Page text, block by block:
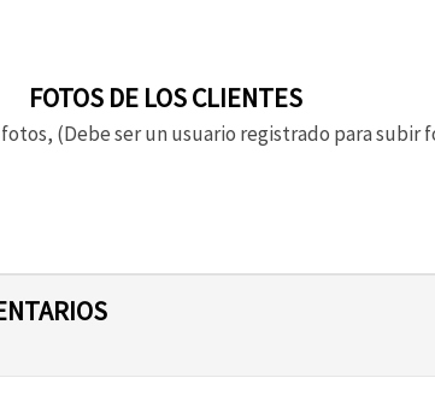
FOTOS DE LOS CLIENTES
(Debe ser un usuario registrado para subir